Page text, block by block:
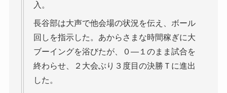
入。
長谷部は大声で他会場の状況を伝え、ボール
回しを指示した。あからさまな時間稼ぎに大
ブーイングを浴びたが、０―１のまま試合を
終わらせ、２大会ぶり３度目の決勝Ｔに進出
した。